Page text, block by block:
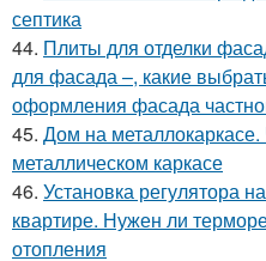
септика
44. Плиты для отделки
для фасада –, какие
оформления фасада
45. Дом на
металлическом каркасе
46. Установка регулятора
квартире. Нужен ли
отопления